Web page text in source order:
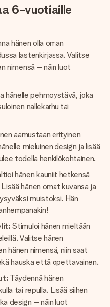
6-vuotiaille
hänen olla oman
lastenkirjassa. Valitse
nimensä – näin luot
hänelle pehmoystävä, joka
nallekarhu tai
aamustaan erityinen
mieluinen design ja lisää
todella henkilökohtainen.
hänen kauniit hetkensä
hänen omat kuvansa ja
muistoksi. Hän
Stimuloi hänen mieltään
Valitse hänen
hänen nimensä, niin saat
hauska että opettavainen.
Täydennä hänen
tai repulla. Lisää siihen
design – näin luot